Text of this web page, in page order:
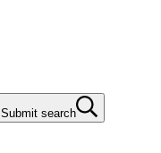
Submit search